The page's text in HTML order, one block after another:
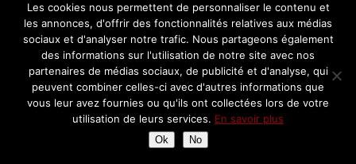
Quelques mignardises…
Les cookies nous permettent de personnaliser le contenu et
les annonces, d'offrir des fonctionnalités relatives aux médias
sociaux et d'analyser notre trafic. Nous partageons également
des informations sur l'utilisation de notre site avec nos
partenaires de médias sociaux, de publicité et d'analyse, qui
peuvent combiner celles-ci avec d'autres informations que
vous leur avez fournies ou qu'ils ont collectées lors de votre
utilisation de leurs services. En savoir plus
Ok No